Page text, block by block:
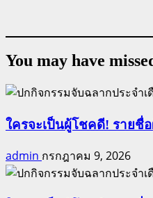
You may have
ใครจะเป็นผู้โชคดี! รายชื่
admin กรกฎาคม 9, 2026